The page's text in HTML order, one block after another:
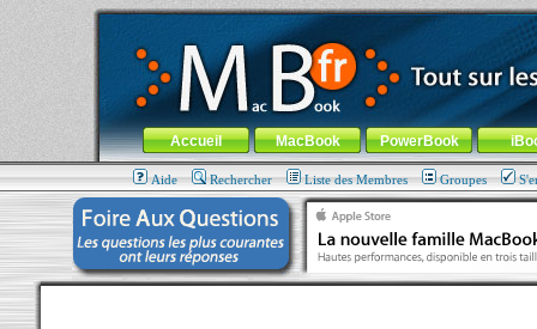
MacBook-fr.com : 100% Apple... 100% nomade !
Aller au contenu-Aller au menu général-Aller au menu de
Menu général
Accueil MacBook PowerBook
Aide Rechercher Liste des Membres Groupes